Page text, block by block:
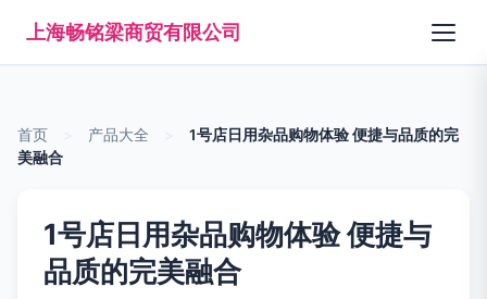
上海畅铭梁商贸有限公司
首页 产品大全
1号店日用杂品购物体验 便捷与品质的完
美融合
1号店日用杂品购物体验 便捷与
品质的完美融合